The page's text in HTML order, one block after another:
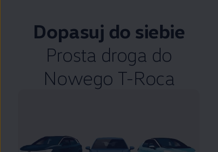
Dopasuj do siebie
Prosta droga do
Nowego T-Roca